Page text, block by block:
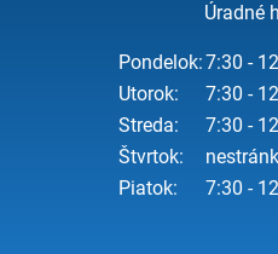
Úradné
Pondelok:7:30 -
Utorok:
7:30 -
Streda:
7:30 -
Štvrtok:
Piatok:
7:30 -